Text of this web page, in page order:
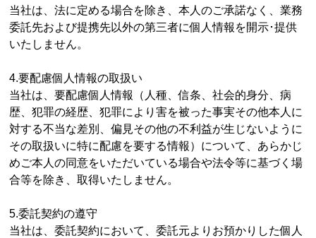
当社は、法に定める場合を除き、本人のご承諾なく、業務
委託先および提携先以外の第三者に個人情報を開示･提供
いたしません。
4.要配慮個人情報の取扱い
当社は、要配慮個人情報（人種、信条、社会的身分、病
歴、犯罪の経歴、犯罪により害を被った事実その他本人に
対する不当な差別、偏見その他の不利益が生じないように
その取扱いに特に配慮を要する情報）について、あらかじ
めご本人の同意をいただいている場合や法令等に基づく場
合等を除き、取得いたしません。
5.委託契約の遵守
当社は、委託契約において、委託元よりお預かりした個人